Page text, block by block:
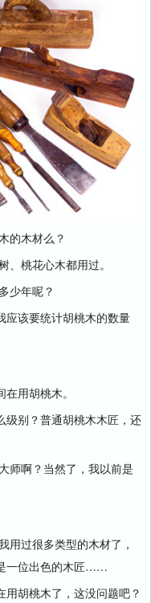
的木材么？
、桃花心木都用过。
少年呢？
应该要统计胡桃木的数量
用胡桃木。
级别？普通胡桃木木匠，还
师啊？当然了，我以前是
用过很多类型的木材了，
一位出色的木匠……
胡桃木了，这没问题吧？